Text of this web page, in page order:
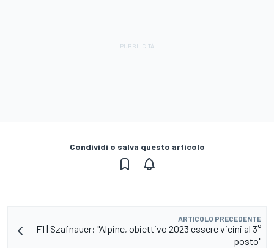
Condividi o salva questo articolo
ARTICOLO PRECEDENTE
F1 | Szafnauer: "Alpine, obiettivo 2023 essere vicini al 3°
posto"